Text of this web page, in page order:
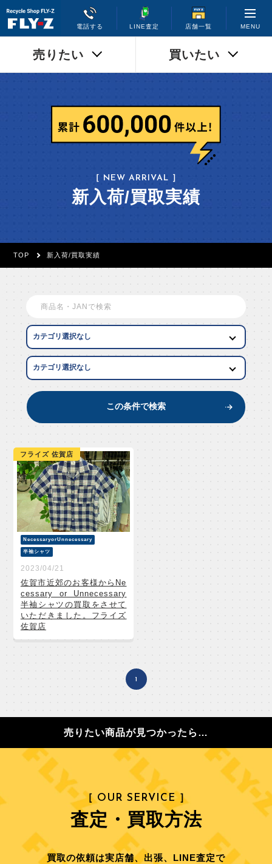
電話する LINE査定 店舗一覧 MENU
売りたい 買いたい
［ NEW ARRIVAL ］
新入荷/買取実績
TOP 新入荷/買取実績
この条件で検索
フライズ 佐賀店
NecessaryorUnnecessary
半袖シャツ
2023/04/21
佐賀市近郊のお客様からNe
cessary or Unnecessary
半袖シャツの買取をさせて
いただきました。フライズ
佐賀店
1
売りたい商品が見つかったら…
［ OUR SERVICE ］
査定・買取方法
買取の依頼は実店舗、出張、LINE査定で